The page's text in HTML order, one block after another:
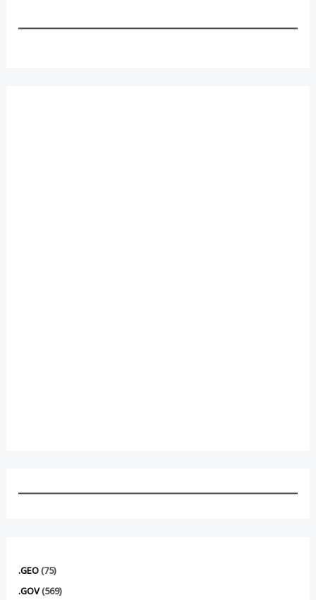
.GEO(75)
.GOV(569)